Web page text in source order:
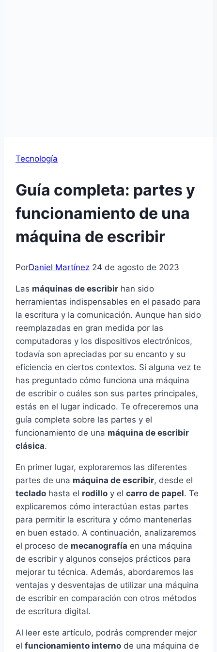
Tecnología
Guía completa: partes y
funcionamiento de una
máquina de escribir
PorDaniel Martínez 24 de agosto de 2023
Las máquinas de escribir han sido
herramientas indispensables en el pasado para
la escritura y la comunicación. Aunque han sido
reemplazadas en gran medida por las
computadoras y los dispositivos electrónicos,
todavía son apreciadas por su encanto y su
eficiencia en ciertos contextos. Si alguna vez te
has preguntado cómo funciona una máquina
de escribir o cuáles son sus partes principales,
estás en el lugar indicado. Te ofreceremos una
guía completa sobre las partes y el
funcionamiento de una máquina de escribir
clásica.
En primer lugar, exploraremos las diferentes
partes de una máquina de escribir, desde el
teclado hasta el rodillo y el carro de papel. Te
explicaremos cómo interactúan estas partes
para permitir la escritura y cómo mantenerlas
en buen estado. A continuación, analizaremos
el proceso de mecanografía en una máquina
de escribir y algunos consejos prácticos para
mejorar tu técnica. Además, abordaremos las
ventajas y desventajas de utilizar una máquina
de escribir en comparación con otros métodos
de escritura digital.
Al leer este artículo, podrás comprender mejor
el funcionamiento interno de una máquina de